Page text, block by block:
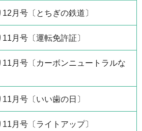
月号〔とちぎの鉄道〕
月号〔運転免許証〕
11月号〔カーボンニュートラルな
月号〔いい歯の日〕
月号〔ライトアップ〕